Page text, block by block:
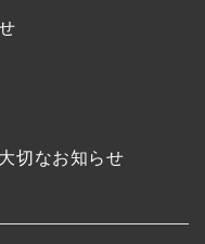
切なお知らせ